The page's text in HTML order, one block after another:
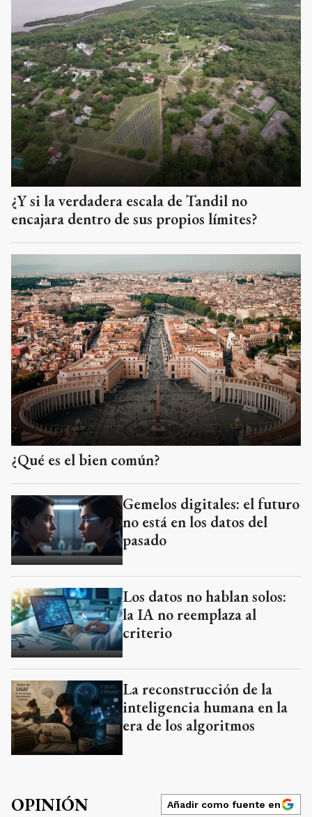
¿Y si la verdadera escala de Tandil no
encajara dentro de sus propios límites?
¿Qué es el bien común?
Gemelos digitales: el futuro
no está en los datos del
pasado
Los datos no hablan solos:
la IA no reemplaza al
criterio
La reconstrucción de la
inteligencia humana en la
era de los algoritmos
OPINIÓN Añadir como fuente en